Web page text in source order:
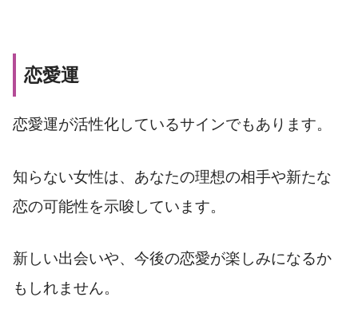
恋愛運
恋愛運が活性化しているサインでもあります。
知らない女性は、あなたの理想の相手や新たな
恋の可能性を示唆しています。
新しい出会いや、今後の恋愛が楽しみになるか
もしれません。